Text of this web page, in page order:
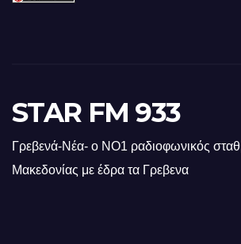
STAR FM 933
Γρεβενά-Νέα- ο ΝΟ1 ραδιοφωνικός
Μακεδονίας με έδρα τα Γρεβενα